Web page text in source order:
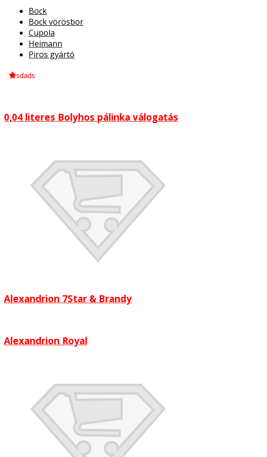
Bock
Bock vörösbor
Cupola
Heimann
Piros gyártó
sdads
0,04 literes Bolyhos pálinka válogatás
Alexandrion 7Star & Brandy
Alexandrion Royal